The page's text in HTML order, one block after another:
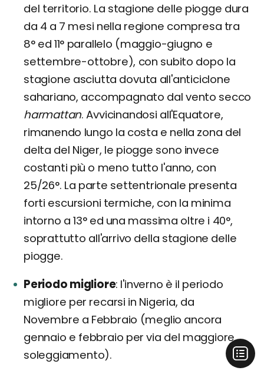
del territorio. La stagione delle piogge dura
da 4 a 7 mesi nella regione compresa tra
8° ed 11° parallelo (maggio-giugno e
settembre-ottobre), con subito dopo la
stagione asciutta dovuta all'anticiclone
sahariano, accompagnato dal vento secco
harmattan. Avvicinandosi all'Equatore,
rimanendo lungo la costa e nella zona del
delta del Niger, le piogge sono invece
costanti più o meno tutto l'anno, con
25/26°. La parte settentrionale presenta
forti escursioni termiche, con la minima
intorno a 13° ed una massima oltre i 40°,
soprattutto all'arrivo della stagione delle
piogge.
Periodo migliore l'inverno è il periodo
migliore per recarsi in Nigeria, da
Novembre a Febbraio (meglio ancora
gennaio e febbraio per via del maggiore
soleggiamento).